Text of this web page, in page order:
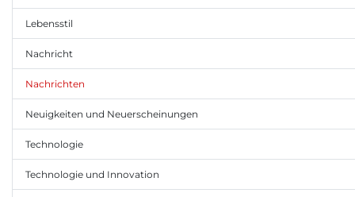
Lebensstil
Nachricht
Nachrichten
Neuigkeiten und Neuerscheinungen
Technologie
Technologie und Innovation